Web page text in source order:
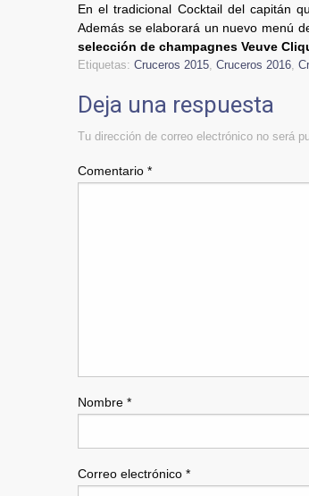
En el tradicional Cocktail del capitán
Además se elaborará un nuevo menú
selección de champagnes Veuve
Etiquetas: Cruceros 2015 Cruceros 2016
Deja una respuesta
Tu dirección de correo electrónico no será
Comentario *
Nombre *
Correo electrónico *